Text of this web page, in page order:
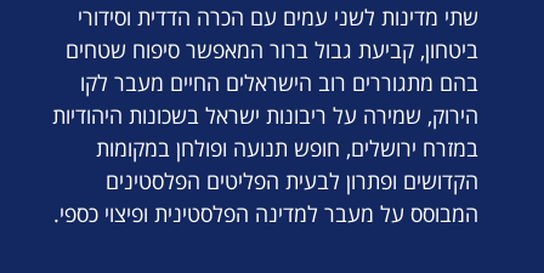
שתי מדינות לשני עמים עם הכרה הדדית וסידורי
ביטחון, קביעת גבול ברור המאפשר סיפוח שטחים
בהם מתגוררים רוב הישראלים החיים מעבר לקו
הירוק, שמירה על ריבונות ישראל בשכונות היהודיות
במזרח ירושלים, חופש תנועה ופולחן במקומות
הקדושים ופתרון לבעית הפליטים הפלסטינים
המבוסס על מעבר למדינה הפלסטינית ופיצוי כספי.